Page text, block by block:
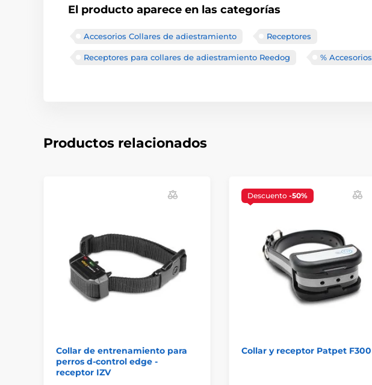
El producto aparece en las categorías
Accesorios Collares de adiestramiento Receptores
Receptores para collares de adiestramiento Reedog % Accesorios
Productos relacionados
Collar de entrenamiento para
perros d-control edge -
receptor IZV
Descuento -50%
Collar y receptor Patpet F300